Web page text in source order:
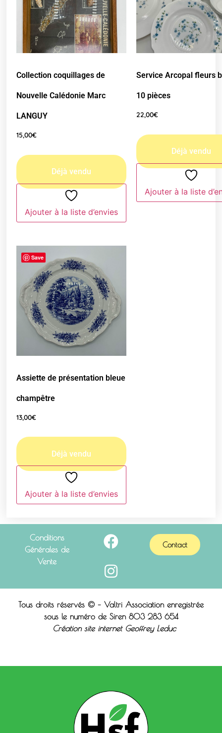
Collection coquillages de
Nouvelle Calédonie Marc
LANGUY
15,00€
Ajouter à la liste d’envies
Service Arcopal fleurs
10 pièces
22,00€
Ajouter à la liste
Save
Assiette de présentation bleue
champêtre
13,00€
Ajouter à la liste d’envies
Conditions
Générales de
Vente
Contact
Tous droits réservés © – Valtri Association enregistrée
sous le numéro de Siren 803 283 654
Création site internet Geoffrey Leduc